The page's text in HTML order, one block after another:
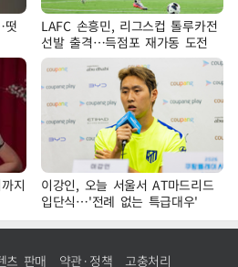
떳
LAFC 손흥민, 리그스컵 톨루카전
선발 출격…득점포 재가동 도전
지
이강인, 오늘 서울서 AT마드리드
입단식…'전례 없는 특급대우'
츠 판매 약관·정책 고충처리